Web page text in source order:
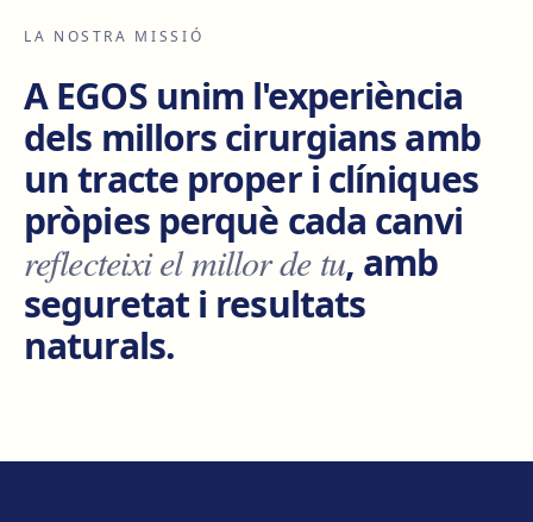
LA NOSTRA MISSIÓ
A EGOS unim l'experiència
dels millors cirurgians amb
un tracte proper i clíniques
pròpies perquè cada canvi
reflecteixi el millor de tu, amb
seguretat i resultats
naturals.